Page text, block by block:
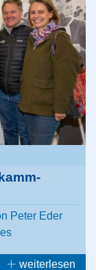
Peter Eder
weiterlesen